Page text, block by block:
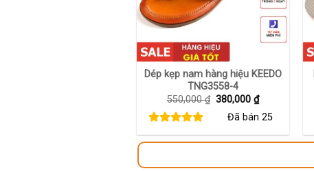
+
Dép kẹp nam hàng hiệu KEEDO
TNG3558-4
550,000₫ Giá
380,000₫Giá
hiện
tại
380,000 ₫.
Đã bán25